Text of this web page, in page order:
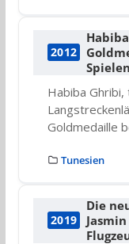
2012
Habiba
Goldmedaille
Tunesien
2019
Die